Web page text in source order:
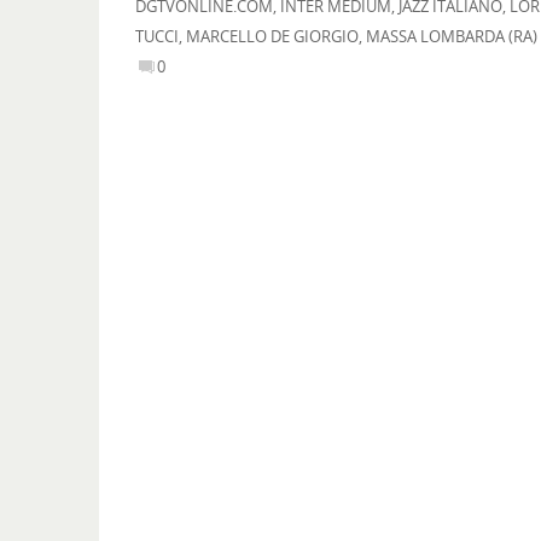
DGTVONLINE.COM, INTER MEDIUM, JAZZ ITALIANO,
TUCCI, MARCELLO DE GIORGIO, MASSA LOMBARDA (RA)
0